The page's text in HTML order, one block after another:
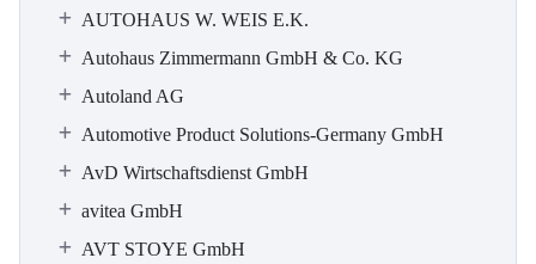
AUTOHAUS W. WEIS E.K.
Autohaus Zimmermann GmbH & Co. KG
Autoland AG
Automotive Product Solutions-Germany GmbH
AvD Wirtschaftsdienst GmbH
avitea GmbH
AVT STOYE GmbH